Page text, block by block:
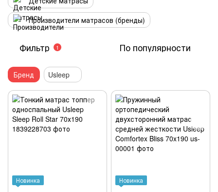
Производители матрасов (бренды)
Фильтр 1 По популярности
Бренд Usleep
Новинка Новинка